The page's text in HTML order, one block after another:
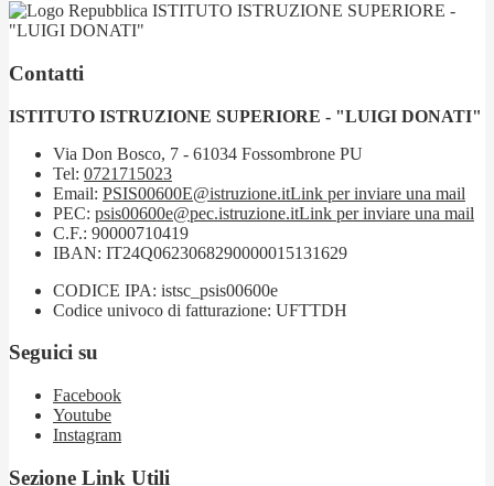
ISTITUTO ISTRUZIONE SUPERIORE -
"LUIGI DONATI"
Contatti
ISTITUTO ISTRUZIONE SUPERIORE - "LUIGI DONATI"
Via Don Bosco, 7 - 61034 Fossombrone PU
Tel: 0721715023
Email: PSIS00600E@istruzione.itLink per inviare una mail
PEC: psis00600e@pec.istruzione.itLink per inviare una mail
C.F.: 90000710419
IBAN: IT24Q0623068290000015131629
CODICE IPA: istsc_psis00600e
Codice univoco di fatturazione: UFTTDH
Seguici su
Facebook
Youtube
Instagram
Sezione Link Utili